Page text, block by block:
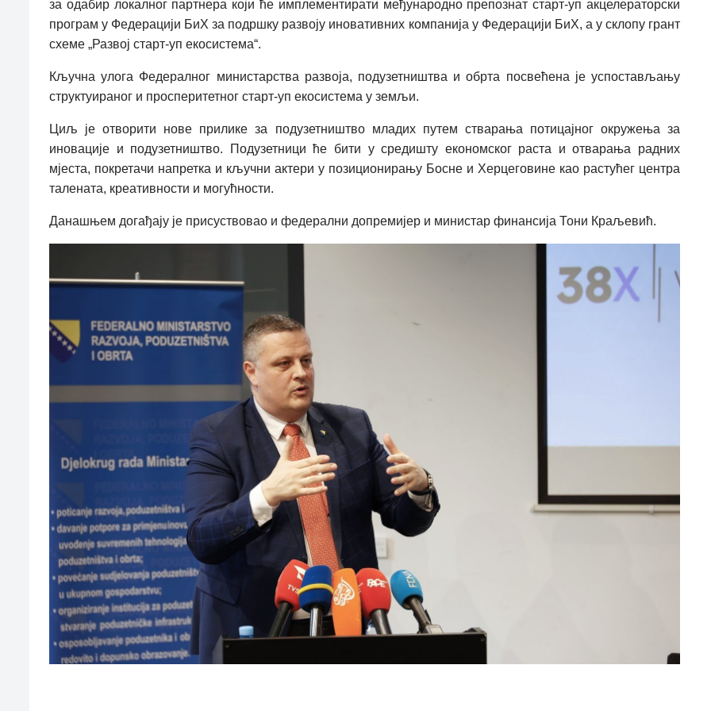
за одабир локалног партнера који ће имплементирати међународно препознат старт-уп акцелераторски
програм у Федерацији БиХ за подршку развоју иновативних компанија у Федерацији БиХ, а у склопу грант
схеме „Развој старт-уп екосистема“.
Кључна улога Федералног министарства развоја, подузетништва и обрта посвећена је успостављању
структуираног и просперитетног старт-уп екосистема у земљи.
Циљ је отворити нове прилике за подузетништво младих путем стварања потицајног окружења за
иновације и подузетништво. Подузетници ће бити у средишту економског раста и отварања радних
мјеста, покретачи напретка и кључни актери у позиционирању Босне и Херцеговине као растућег центра
талената, креативности и могућности.
Данашњем догађају је присуствовао и федерални допремијер и министар финансија Тони Краљевић.